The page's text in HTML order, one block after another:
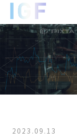
2023.09.13